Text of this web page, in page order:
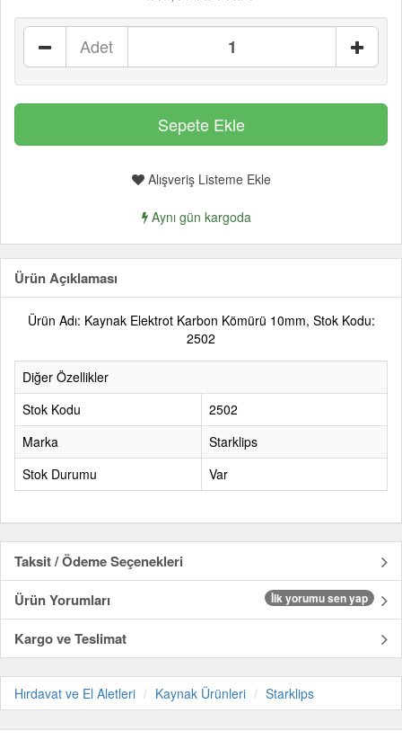
Adet
Alışveriş Listeme Ekle
Aynı gün kargoda
Ürün Açıklaması
Ürün Adı: Kaynak Elektrot Karbon Kömürü 10mm, Stok Kodu:
2502
Diğer Özellikler
Stok Kodu
2502
Marka
Starklips
Stok Durumu
Var
Taksit / Ödeme Seçenekleri
Ürün Yorumları
İlk yorumu sen yap
Kargo ve Teslimat
Hırdavat ve El Aletleri Kaynak Ürünleri Starklips